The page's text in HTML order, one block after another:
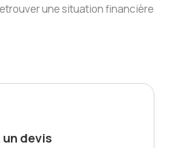
une situation financière
devis